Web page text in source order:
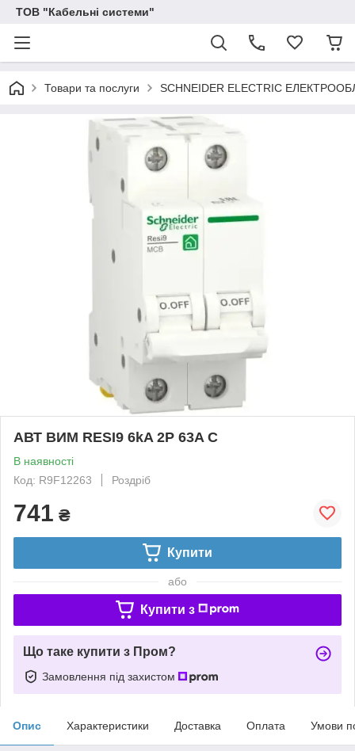
ТОВ "Кабельні системи"
Товари та послуги SCHNEIDER ELECTRIC
АВТ ВИМ RESI9 6kA 2P 63A C
В наявності
Код: R9F12263
Роздріб
741 ₴
Купити
або
Купити з
Що таке купити з Пром?
Замовлення під захистом
Опис Характеристики Доставка Оплата Умови